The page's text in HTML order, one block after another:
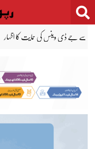
Skip
to
بنگلہ دیش کا بھارت سے احتجاج